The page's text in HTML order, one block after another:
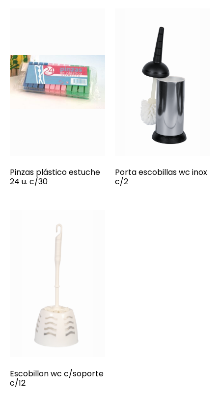
Pinzas plástico estuche
24 u. c/30
Porta escobillas wc inox
c/2
Escobillon wc c/soporte
c/12